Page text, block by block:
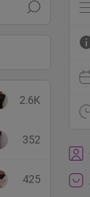
2.6K
352
425